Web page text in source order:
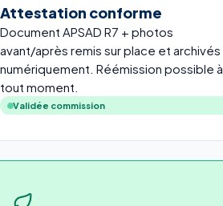
Attestation conforme
Document APSAD R7 + photos
avant/après remis sur place et archivés
numériquement. Réémission possible à
tout moment.
Validée commission